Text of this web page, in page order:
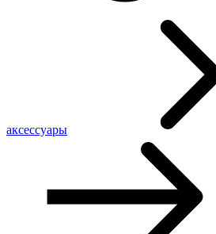
аксессуары